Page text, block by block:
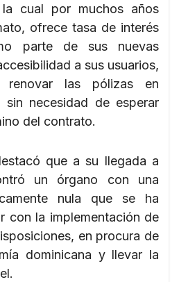
cual por muchos años
ofrece tasa de interés
parte de sus nuevas
a sus usuarios,
renovar las pólizas en
sin necesidad de esperar
del contrato.
que a su llegada a
un órgano con una
nula que se ha
con la implementación de
en procura de
dominicana y llevar la